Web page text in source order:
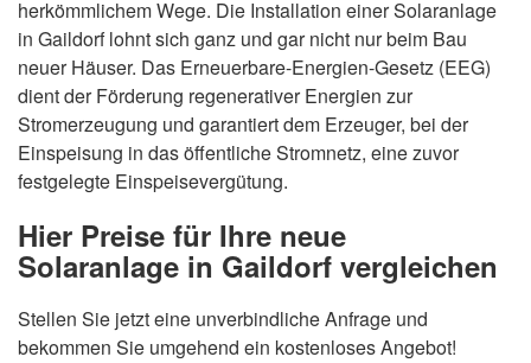
herkömmlichem Wege. Die Installation einer Solaranlage
in Gaildorf lohnt sich ganz und gar nicht nur beim Bau
neuer Häuser. Das Erneuerbare-Energien-Gesetz (EEG)
dient der Förderung regenerativer Energien zur
Stromerzeugung und garantiert dem Erzeuger, bei der
Einspeisung in das öffentliche Stromnetz, eine zuvor
festgelegte Einspeisevergütung.
Hier Preise für Ihre neue
Solaranlage in Gaildorf vergleichen
Stellen Sie jetzt eine unverbindliche Anfrage und
bekommen Sie umgehend ein kostenloses Angebot!